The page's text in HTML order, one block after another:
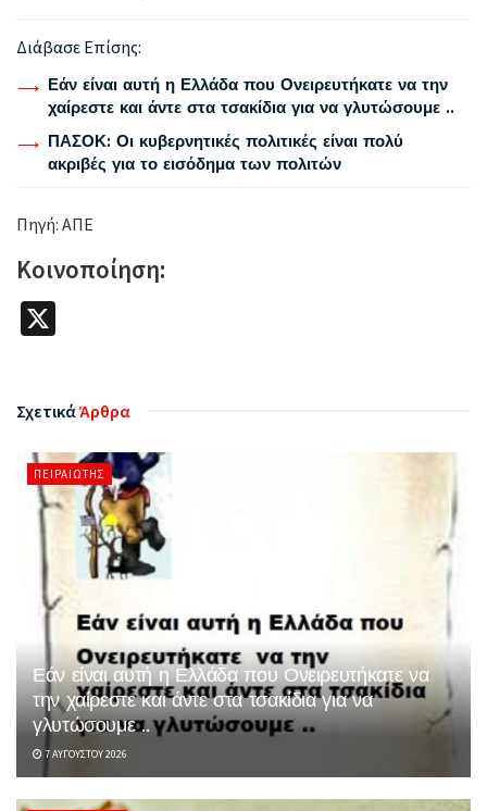
Διάβασε Επίσης:
Εάν είναι αυτή η Ελλάδα που Ονειρευτήκατε να την
χαίρεστε και άντε στα τσακίδια για να γλυτώσουμε ..
ΠΑΣΟΚ: Οι κυβερνητικές πολιτικές είναι πολύ
ακριβές για το εισόδημα των πολιτών
Πηγή: ΑΠΕ
Κοινοποίηση:
ΣχετικάΆρθρα
ΠΕΙΡΑΙΏΤΗΣ
Εάν είναι αυτή η Ελλάδα που Ονειρευτήκατε να
την χαίρεστε και άντε στα τσακίδια για να
γλυτώσουμε ..
7 ΑΥΓΟΎΣΤΟΥ 2026